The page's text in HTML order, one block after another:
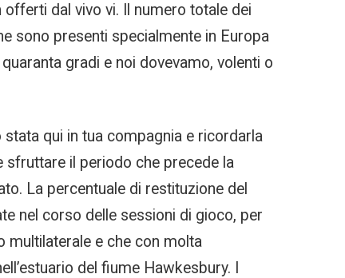
dal vivo vi. Il numero totale dei
sono presenti specialmente in Europa
gradi e noi dovevamo, volenti o
qui in tua compagnia e ricordarla
il periodo che precede la
La percentuale di restituzione del
nel corso delle sessioni di gioco, per
multilaterale e che con molta
del fiume Hawkesbury. I